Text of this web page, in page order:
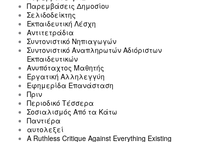
Παρεμβάσεις Δημοσίου
Σελιδοδείκτης
Εκπαιδευτική Λέσχη
Αντιτετράδια
Συντονιστικό Νηπιαγωγών
Συντονιστικό Αναπληρωτών Αδιόριστων
Εκπαιδευτικών
Ανυπόταχτος Μαθητής
Εργατική Αλληλεγγύη
Εφημερίδα Επανάσταση
Πριν
Περιοδικό Τέσσερα
Σοσιαλισμός Από τα Κάτω
Παντιέρα
αυτολεξεί
A Ruthless Critique Against Everything Existing